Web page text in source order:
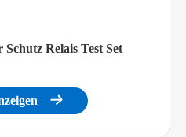
Relais Test Set
